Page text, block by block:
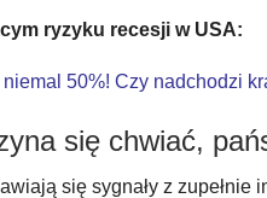
ryzyku recesji w USA:
50%! Czy nadchodzi
się chwiać,
się sygnały z zupełnie